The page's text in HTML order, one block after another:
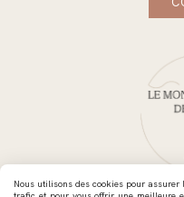
Nous utilisons des cookies pour